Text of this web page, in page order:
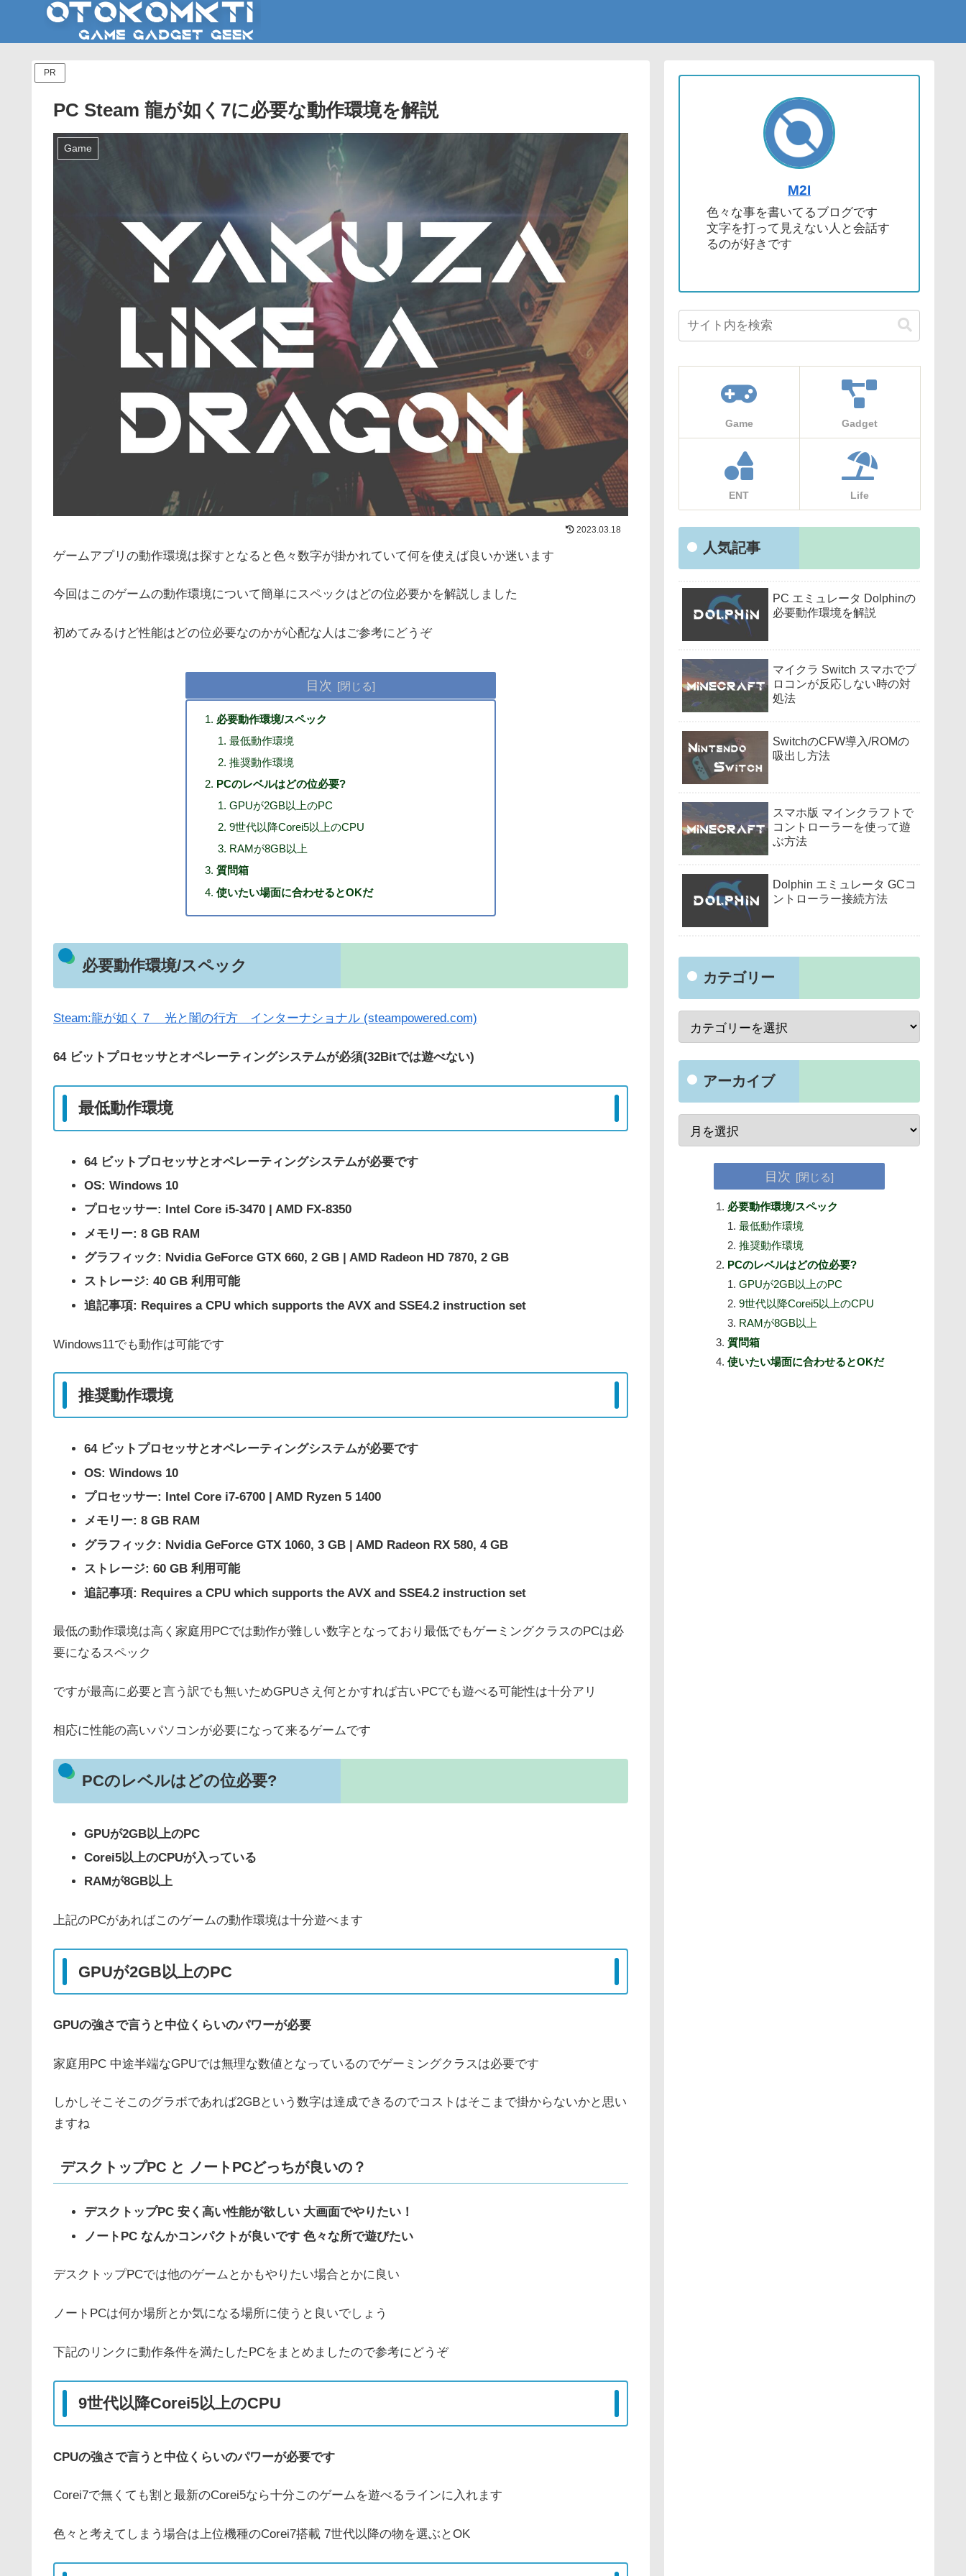
PR
PC Steam 龍が如く7に必要な動作環境を解説
Game
2023.03.18
ゲームアプリの動作環境は探すとなると色々数字が掛かれていて何を使えば良いか迷います
今回はこのゲームの動作環境について簡単にスペックはどの位必要かを解説しました
初めてみるけど性能はどの位必要なのかが心配な人はご参考にどうぞ
目次
必要動作環境/スペック
最低動作環境
推奨動作環境
PCのレベルはどの位必要?
GPUが2GB以上のPC
9世代以降Corei5以上のCPU
RAMが8GB以上
質問箱
使いたい場面に合わせるとOKだ
必要動作環境/スペック
Steam:龍が如く７ 光と闇の行方 インターナショナル (steampowered.com)
64 ビットプロセッサとオペレーティングシステムが必須(32Bitでは遊べない)
最低動作環境
64 ビットプロセッサとオペレーティングシステムが必要です
OS: Windows 10
プロセッサー: Intel Core i5-3470 | AMD FX-8350
メモリー: 8 GB RAM
グラフィック: Nvidia GeForce GTX 660, 2 GB | AMD Radeon HD 7870, 2 GB
ストレージ: 40 GB 利用可能
追記事項: Requires a CPU which supports the AVX and SSE4.2 instruction set
Windows11でも動作は可能です
推奨動作環境
64 ビットプロセッサとオペレーティングシステムが必要です
OS: Windows 10
プロセッサー: Intel Core i7-6700 | AMD Ryzen 5 1400
メモリー: 8 GB RAM
グラフィック: Nvidia GeForce GTX 1060, 3 GB | AMD Radeon RX 580, 4 GB
ストレージ: 60 GB 利用可能
追記事項: Requires a CPU which supports the AVX and SSE4.2 instruction set
最低の動作環境は高く家庭用PCでは動作が難しい数字となっており最低でもゲーミングクラスのPCは必
要になるスペック
ですが最高に必要と言う訳でも無いためGPUさえ何とかすれば古いPCでも遊べる可能性は十分アリ
相応に性能の高いパソコンが必要になって来るゲームです
PCのレベルはどの位必要?
GPUが2GB以上のPC
Corei5以上のCPUが入っている
RAMが8GB以上
上記のPCがあればこのゲームの動作環境は十分遊べます
GPUが2GB以上のPC
GPUの強さで言うと中位くらいのパワーが必要
家庭用PC 中途半端なGPUでは無理な数値となっているのでゲーミングクラスは必要です
しかしそこそこのグラボであれば2GBという数字は達成できるのでコストはそこまで掛からないかと思い
ますね
デスクトップPC と ノートPCどっちが良いの？
デスクトップPC 安く高い性能が欲しい 大画面でやりたい！
ノートPC なんかコンパクトが良いです 色々な所で遊びたい
デスクトップPCでは他のゲームとかもやりたい場合とかに良い
ノートPCは何か場所とか気になる場所に使うと良いでしょう
下記のリンクに動作条件を満たしたPCをまとめましたので参考にどうぞ
9世代以降Corei5以上のCPU
CPUの強さで言うと中位くらいのパワーが必要です
Corei7で無くても割と最新のCorei5なら十分このゲームを遊べるラインに入れます
色々と考えてしまう場合は上位機種のCorei7搭載 7世代以降の物を選ぶとOK
M2I
色々な事を書いてるブログです
文字を打って見えない人と会話す
るのが好きです
Game Gadget
ENT Life
人気記事
PC エミュレータ Dolphinの
必要動作環境を解説
マイクラ Switch スマホでプ
ロコンが反応しない時の対
処法
SwitchのCFW導入/ROMの
吸出し方法
スマホ版 マインクラフトで
コントローラーを使って遊
ぶ方法
Dolphin エミュレータ GCコ
ントローラー接続方法
カテゴリー
アーカイブ
目次
必要動作環境/スペック
最低動作環境
推奨動作環境
PCのレベルはどの位必要?
GPUが2GB以上のPC
9世代以降Corei5以上のCPU
RAMが8GB以上
質問箱
使いたい場面に合わせるとOKだ